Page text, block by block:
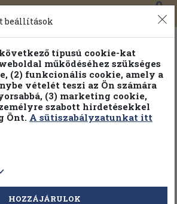
0
beállítások
típusú cookie-kat
működéséhez szükséges
(2) funkcionális cookie, amely a
vételét teszi az Ön számára
(3) marketing cookie,
szabott hirdetésekkel
Önt. A sütiszabályzatunkat itt
HOZZÁJÁRULOK